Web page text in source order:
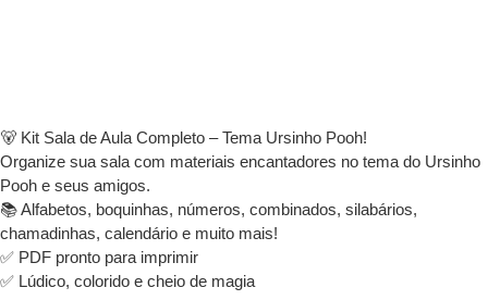
🐻 Kit Sala de Aula Completo – Tema Ursinho Pooh!
Organize sua sala com materiais encantadores no tema do Ursinho
Pooh e seus amigos.
📚 Alfabetos, boquinhas, números, combinados, silabários,
chamadinhas, calendário e muito mais!
✅ PDF pronto para imprimir
✅ Lúdico, colorido e cheio de magia